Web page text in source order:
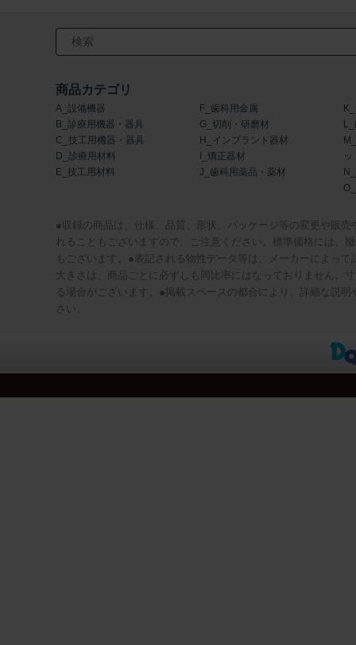
検索キーワード入力
商品カテゴリ
A_設備機器
B_診療用機器・器具
C_技工用機器・器具
D_診療用材料
E_技工用材料
F_歯科用金属
G_切削・研磨材
H_インプラント器材
I_矯正器材
J_歯科用薬品・薬材
ッ
●収録の商品は、仕様、品質、形状、パッケージ等の変更や販
れることもございますので、ご注意ください。標準価格には、
もございます。●表記される物性データ等は、メーカーによっ
大きさは、商品ごとに必ずしも同比率にはなっておりません。
る場合がございます。●掲載スペースの都合により、詳細な説
さい。